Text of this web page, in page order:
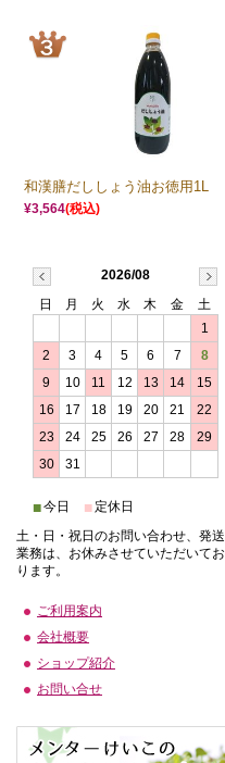
和漢膳だししょう油お徳用1L
¥3,564(税込)
2026/08
日 月 火 水 木 金
土
1
2 3 4 5 6 7 8
9 10 11 12 13 14 15
16 17 18 19 20 21 22
23 24 25 26 27 28 29
30 31
■今日 ■ 定休日
土・日・祝日のお問い合わせ、発送
業務は、お休みさせていただいてお
ります。
ご利用案内
会社概要
ショップ紹介
お問い合せ